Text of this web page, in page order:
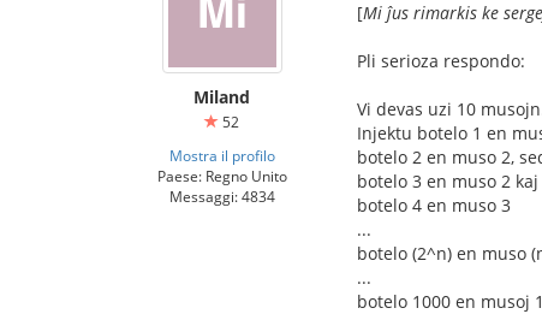
Miland
52
Mostra il profilo
Paese: Regno Unito
Messaggi: 4834
[Mi ĵus rimarkis ke
Pli serioza respondo:
Vi devas uzi 10
Injektu botelo 1 en
botelo 2 en muso 2,
botelo 3 en muso 2 kaj
botelo 4 en muso 3
...
botelo (2^n) en muso
...
botelo 1000 en musoj